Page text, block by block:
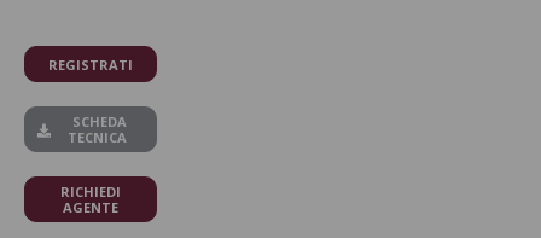
REGISTRATI
SCHEDA
TECNICA
RICHIEDI
AGENTE